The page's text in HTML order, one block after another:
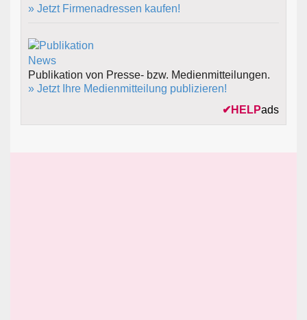
» Jetzt Firmenadressen kaufen!
Publikation von Presse- bzw. Medienmitteilungen.
» Jetzt Ihre Medienmitteilung publizieren!
✔ HELPads